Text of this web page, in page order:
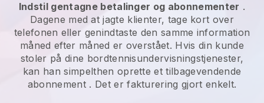
Indstil gentagne betalinger og abonnementer .
Dagene med at jagte klienter, tage kort over
telefonen eller genindtaste den samme information
måned efter måned er overstået. Hvis din kunde
stoler på dine bordtennisundervisningstjenester,
kan han simpelthen oprette et tilbagevendende
abonnement . Det er fakturering gjort enkelt.